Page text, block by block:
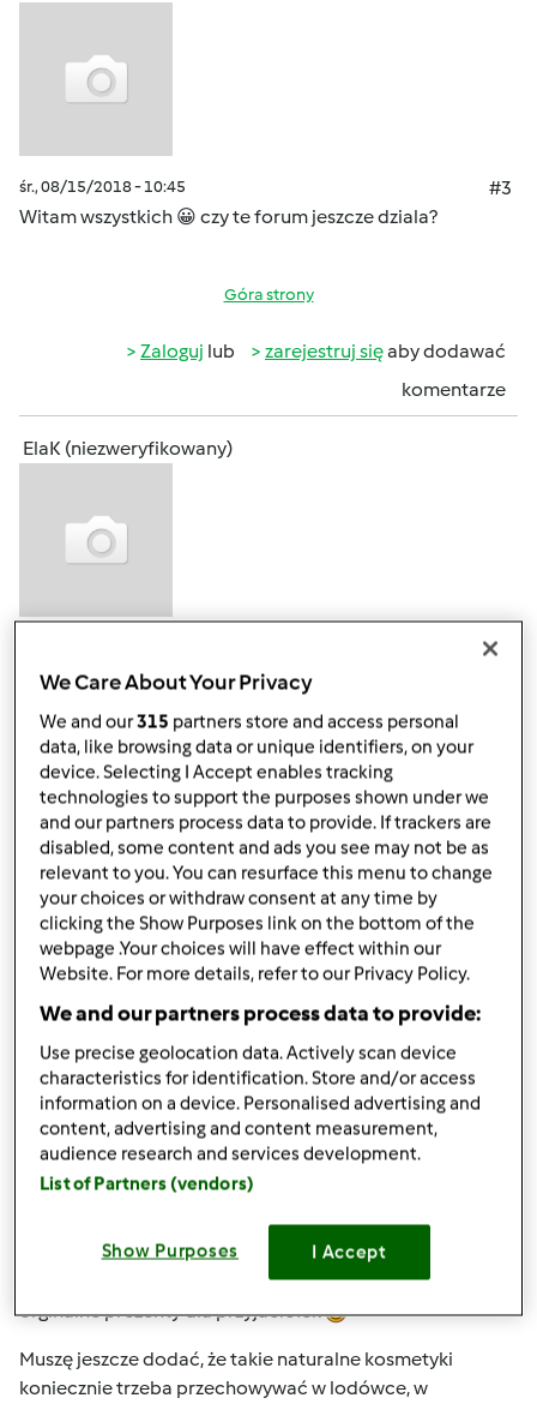
śr., 08/15/2018 - 10:45
#3
Witam wszystkich 😀 czy te forum jeszcze dziala?
Góra strony
Zaloguj lub zarejestruj sięaby dodawać
komentarze
ElaK (niezweryfikowany)
#4
Dziewczyny, nosi mnie od jakiegoś czasu, żeby dodać taki
Coraz więcej osób ma świadomość, że kosmetyki
wytwarzane przemysłowo są naszpikowane przede
wszystkim chemią. Substancji naturalnych jest tylko w
śladowych ilościach, głównie to woda, emulgatory i
substancje konserwujące, pozwalające na
przechowywanie kosmetyków w łazience (temp. ok. 24*C)
przez długie miesiące...
Kosmetyki naturalne są wolne od związków
syntetycznych, działają łagodnie i skutecznie. Naturalne
zapachy, aromaty koją nasze zmysły, odstresowują i
korzystnie wpływają na zdrowie i wygląd. Nic nas tak nie
wprawi w dobry nastrój jak kąpiel pełna aromatu a po niej
masaż z wykorzystaniem naturalnego olejku wonnego lub
pokrycie całego ciała kwiatową mgiełką...
Niektórzy są zmuszeni do kupowania kosmetyków w
aptece (dla cery szczególnie wrażliwej), innych stać na
luksus wyjazdu do spa... a ja proponuję kosmetyki
przygotowane przy pomocy TM. Część z nich nadaje się na
orginalne prezenty dla przyjaciółek
Muszę jeszcze dodać, że takie naturalne kosmetyki
koniecznie trzeba przechowywać w lodówce, w
We Care About Your Privacy
We and our315 partners store and access personal
data, like browsing data or unique identifiers, on your
device. Selecting I Accept enables tracking
technologies to support the purposes shown under we
and our partners process data to provide. If trackers are
disabled, some content and ads you see may not be as
relevant to you. You can resurface this menu to change
your choices or withdraw consent at any time by
clicking the Show Purposes link on the bottom of the
webpage .Your choices will have effect within our
Website. For more details, refer to our Privacy Policy.
We and our partners process data to provide:
Use precise geolocation data. Actively scan device
characteristics for identification. Store and/or access
information on a device. Personalised advertising and
content, advertising and content measurement,
audience research and services development.
List of Partners (vendors)
Show Purposes I Accept